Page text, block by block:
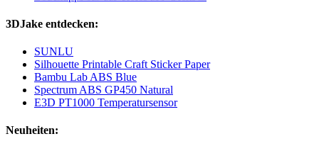
3DJake entdecken:
SUNLU
Silhouette Printable Craft Sticker Paper
Bambu Lab ABS Blue
Spectrum ABS GP450 Natural
E3D PT1000 Temperatursensor
Neuheiten: